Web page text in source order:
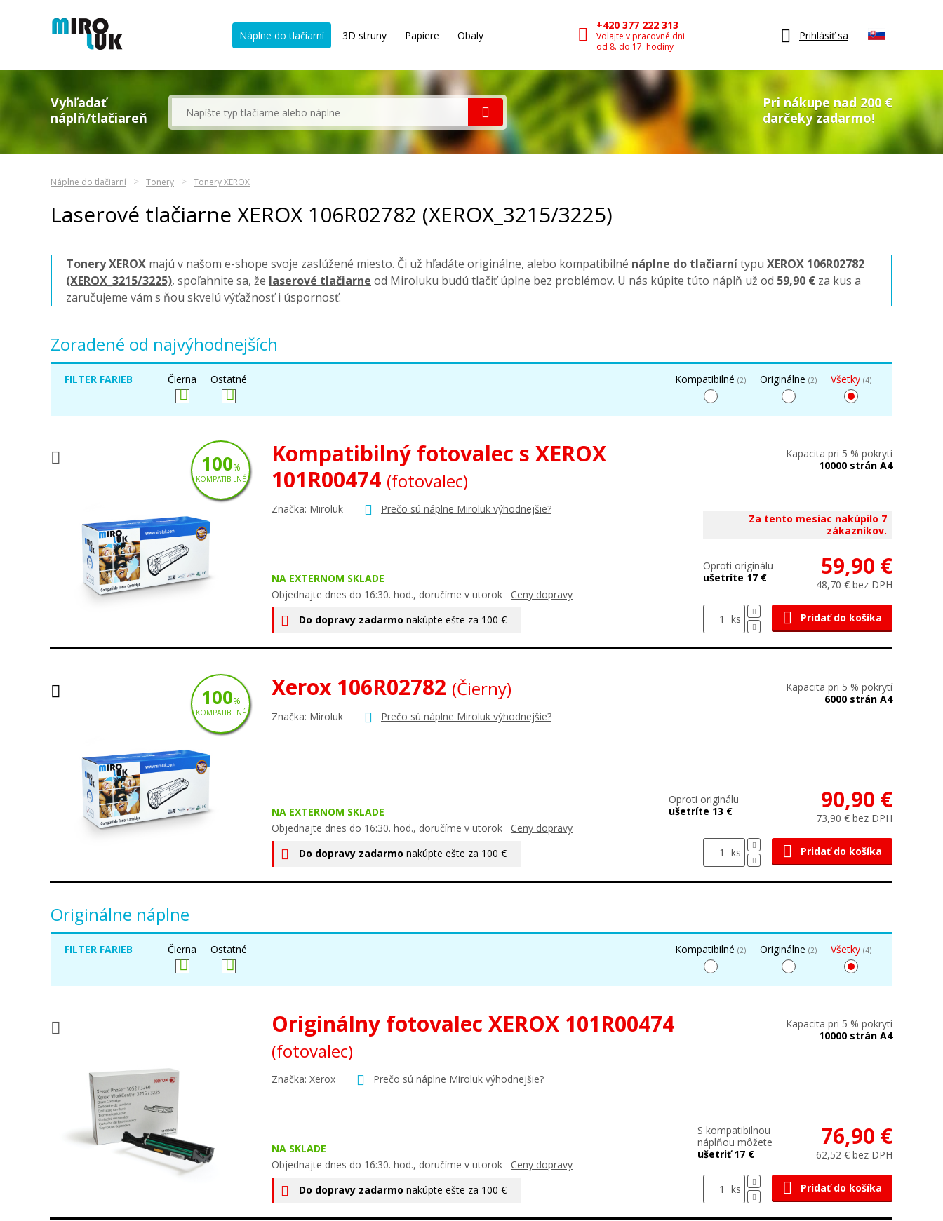
Náplne do tlačiarní 3D struny Papiere Obaly
+420 377 222 313
Volajte v pracovné dni
od 8. do 17. hodiny
Prihlásiť sa
Vyhľadať
náplň/tlačiareň
Pri nákupe nad 200 €
darčeky zadarmo!
Náplne do tlačiarní Tonery Tonery XEROX
Laserové tlačiarne XEROX 106R02782 (XEROX_3215/3225)
Tonery XEROX majú v našom e-shope svoje zaslúžené miesto. Či už hľadáte originálne, alebo kompatibilné náplne do tlačiarnítypu XEROX 106R02782
(XEROX_3215/3225), spoľahnite sa, že laserové tlačiarne od Miroluku budú tlačiť úplne bez problémov. U nás kúpite túto náplň už od 59,90 € za kus a
zaručujeme vám s ňou skvelú výťažnosť i úspornosť.
Zoradené od najvýhodnejších
FILTER FARIEB Čierna Ostatné Kompatibilné (2) Originálne (2) Všetky (4)
Kompatibilný fotovalec s XEROX
101R00474 (fotovalec)
Značka: Miroluk Prečo sú náplne Miroluk výhodnejšie?
NA EXTERNOM SKLADE
Objednajte dnes do 16:30. hod., doručíme v utorok Ceny dopravy
Do dopravy zadarmo nakúpte ešte za 100 €
Kapacita pri 5 % pokrytí
10000 strán A4
Za tento mesiac nakúpilo 7
zákazníkov.
Oproti originálu
ušetríte 17 €
59,90 €
48,70 € bez DPH
ks Pridať do košíka
100%
KOMPATIBILNÉ
Xerox 106R02782 (Čierny)
Značka: Miroluk Prečo sú náplne Miroluk výhodnejšie?
NA EXTERNOM SKLADE
Objednajte dnes do 16:30. hod., doručíme v utorok Ceny dopravy
Do dopravy zadarmo nakúpte ešte za 100 €
Kapacita pri 5 % pokrytí
6000 strán A4
Oproti originálu
ušetríte 13 €
90,90 €
73,90 € bez DPH
ks Pridať do košíka
100%
KOMPATIBILNÉ
Originálne náplne
FILTER FARIEB Čierna Ostatné Kompatibilné (2) Originálne (2) Všetky (4)
Originálny fotovalec XEROX 101R00474
(fotovalec)
Značka: Xerox Prečo sú náplne Miroluk výhodnejšie?
NA SKLADE
Objednajte dnes do 16:30. hod., doručíme v utorok Ceny dopravy
Do dopravy zadarmo nakúpte ešte za 100 €
Kapacita pri 5 % pokrytí
10000 strán A4
Skompatibilnou
náplňou môžete
ušetriť 17 €
76,90 €
62,52 € bez DPH
ks Pridať do košíka